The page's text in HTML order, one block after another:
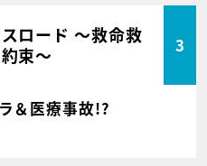
ロード ～救命救
束～
3
＆医療事故!?